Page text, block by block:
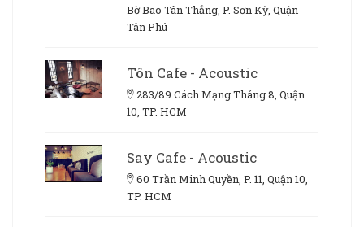
Bờ Bao Tân Thắng, P. Sơn Kỳ, Quận
Tân Phú
Tôn Cafe - Acoustic
283/89 Cách Mạng Tháng 8, Quận
10, TP. HCM
Say Cafe - Acoustic
60 Trần Minh Quyền, P. 11, Quận 10,
TP. HCM